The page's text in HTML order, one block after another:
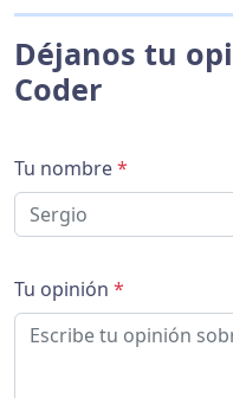
Déjanos tu
Coder
Tu nombre*
Tu opinión *